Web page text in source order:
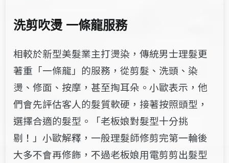
洗剪吹燙 一條龍服務
相較於新型美髮業主打燙染，傳統男士理髮更
著重「一條龍」的服務，從剪髮、洗頭、染
燙、修面、按摩，甚至掏耳朵。小歐表示，他
們會先評估客人的髮質軟硬，接著按照頭型，
選擇合適的髮型。「老板娘對髮型十分挑
剔！」小歐解釋，一般理髮師修剪完第一輪後
大多不會再修飾，不過老板娘用電剪剪出髮型